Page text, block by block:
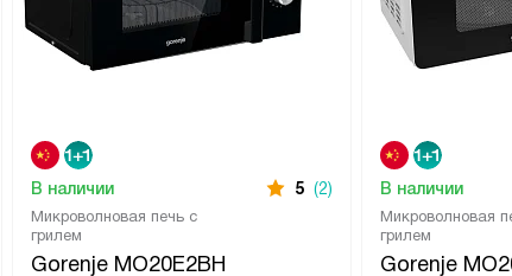
Микроволновая печь с
грилем
Gorenje MO20E2BH
В наличии 5 (2)
Микроволновая
грилем
Gorenje
В наличии